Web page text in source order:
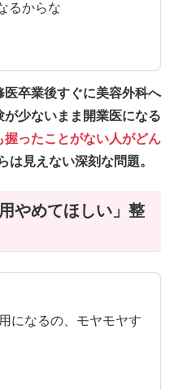
るからな
医卒業後すぐに美容外科へ
少ないまま開業医になる
握ったことがない人がどん
見えない深刻な問題。
やめてほしい」整
になるの、モヤモヤす